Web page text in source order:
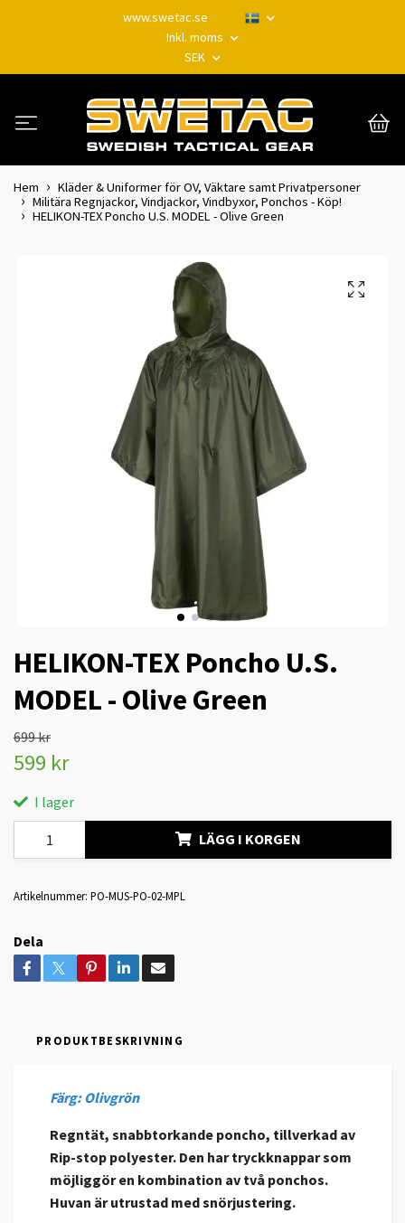
www.swetac.se
Inkl. moms
SEK
Hem
Kläder & Uniformer för OV, Väktare samt Privatpersoner
Militära Regnjackor, Vindjackor, Vindbyxor, Ponchos - Köp!
HELIKON-TEX Poncho U.S. MODEL - Olive Green
HELIKON-TEX Poncho U.S.
MODEL - Olive Green
699 kr
599 kr
I lager
LÄGG I KORGEN
Artikelnummer: PO-MUS-PO-02-MPL
Dela
PRODUKTBESKRIVNING
Färg: Olivgrön
Regntät, snabbtorkande poncho, tillverkad av
Rip-stop polyester. Den har tryckknappar som
möjliggör en kombination av två ponchos.
Huvan är utrustad med snörjustering.